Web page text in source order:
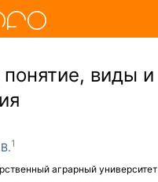
виды и
аграрный университет